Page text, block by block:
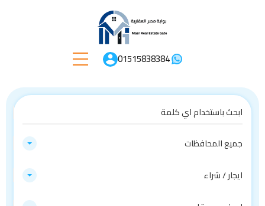
01515838384
جميع المحافظات
ايجار / شراء